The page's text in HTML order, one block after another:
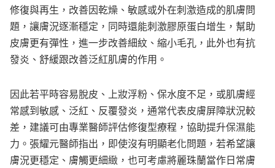
修復與再生，改善因乾燥、敏感或外在刺激造成的肌膚問
題，讓膚況逐漸穩定，同時還能刺激膠原蛋白增生，幫助
皮膚更有彈性，進一步改善細紋、縮小毛孔，此外也有抗
發炎、舒緩跟改善泛紅肌膚的作用。
因此若平時容易脫皮、上妝浮粉、保水度不足，或肌膚經
常感到敏感、泛紅、反覆發炎，通常代表皮膚屏障狀況較
差，建議可由專業醫師評估修復型療程，協助提升保濕能
力。張耀元醫師指出，即使沒有明顯老化問題，若希望讓
膚況更穩定、膚觸更細緻，也可考慮將麗珠蘭當作日常膚